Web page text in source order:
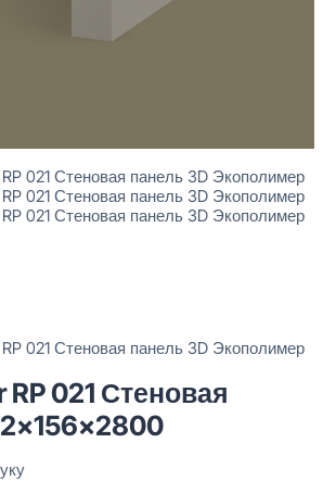
021 Стеновая